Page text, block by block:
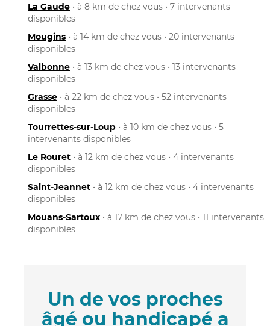
La Gaude • à 8 km de chez vous • 7 intervenants
disponibles
Mougins • à 14 km de chez vous • 20 intervenants
disponibles
Valbonne • à 13 km de chez vous • 13 intervenants
disponibles
Grasse • à 22 km de chez vous • 52 intervenants
disponibles
Tourrettes-sur-Loup • à 10 km de chez vous • 5
intervenants disponibles
Le Rouret • à 12 km de chez vous • 4 intervenants
disponibles
Saint-Jeannet • à 12 km de chez vous • 4 intervenants
disponibles
Mouans-Sartoux • à 17 km de chez vous • 11 intervenants
disponibles
Un de vos proches
âgé ou handicapé a